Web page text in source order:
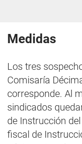
Medidas
Los tres
Comisaría
corresponde. Al
sindicados
de Instrucción
fiscal de